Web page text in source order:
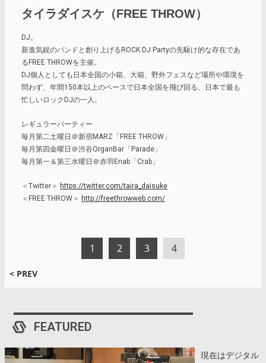
タイラダイスケ（FREE THROW）
DJ。
新進気鋭のバンドと創り上げるROCK DJ Partyの先駆け的な存在であ
るFREE THROWを主催。
DJ個人としても日本全国の小箱、大箱、野外フェスなど場所や環境を
問わず、年間150本以上のペースで日本全国を飛び回る、日本で最も
忙しいロックDJの一人。
レギュラーパーティー
毎月第二土曜日＠新宿MARZ「FREE THROW」
毎月第四金曜日＠渋谷OrganBar「Parade」
毎月第一＆第三水曜日＠赤羽Enab「Crab」
＜Twitter＞ https://twitter.com/taira_daisuke
＜FREE THROW＞ http://freethrowweb.com/
< PREV
1 2 3 4
FEATURED
現在はデジタル